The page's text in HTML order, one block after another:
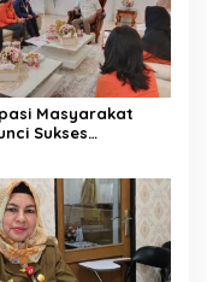
Masyarakat
Sukses